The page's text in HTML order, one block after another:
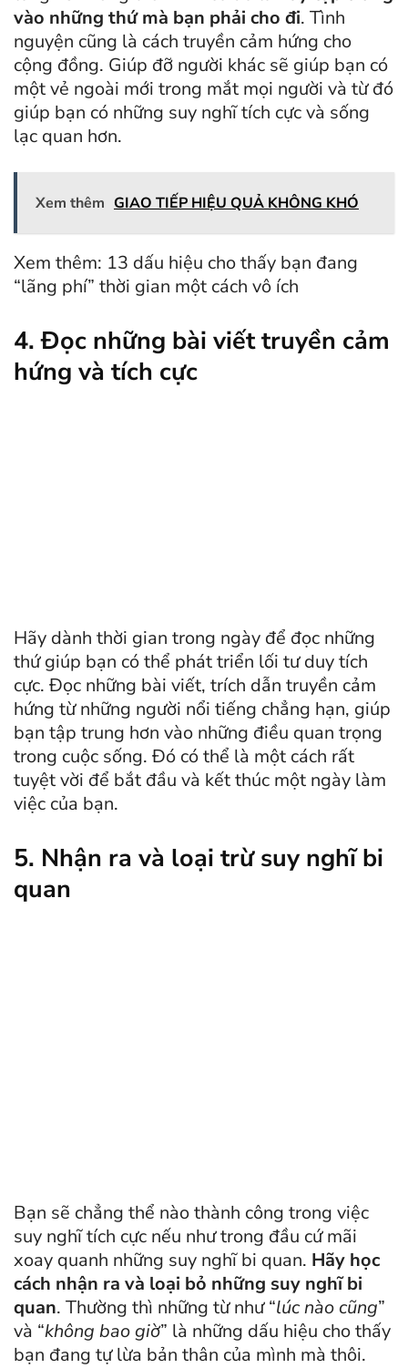
vào những thứ mà bạn phải cho đi. Tình
nguyện cũng là cách truyền cảm hứng cho
cộng đồng. Giúp đỡ người khác sẽ giúp bạn có
một vẻ ngoài mới trong mắt mọi người và từ đó
giúp bạn có những suy nghĩ tích cực và sống
lạc quan hơn.
Xem thêm GIAO TIẾP HIỆU QUẢ KHÔNG KHÓ
Xem thêm: 13 dấu hiệu cho thấy bạn đang
“lãng phí” thời gian một cách vô ích
4. Đọc những bài viết truyền cảm
hứng và tích cực
Hãy dành thời gian trong ngày để đọc những
thứ giúp bạn có thể phát triển lối tư duy tích
cực. Đọc những bài viết, trích dẫn truyền cảm
hứng từ những người nổi tiếng chẳng hạn, giúp
bạn tập trung hơn vào những điều quan trọng
trong cuộc sống. Đó có thể là một cách rất
tuyệt vời để bắt đầu và kết thúc một ngày làm
việc của bạn.
5. Nhận ra và loại trừ suy nghĩ bi
quan
Bạn sẽ chẳng thể nào thành công trong việc
suy nghĩ tích cực nếu như trong đầu cứ mãi
xoay quanh những suy nghĩ bi quan. Hãy học
cách nhận ra và loại bỏ những suy nghĩ bi
quan. Thường thì những từ như “lúc nào cũng”
và “không bao giờ” là những dấu hiệu cho thấy
bạn đang tự lừa bản thân của mình mà thôi.